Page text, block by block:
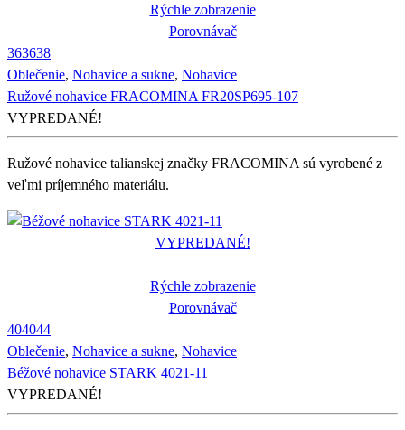
Rýchle zobrazenie
Porovnávač
363638
Oblečenie, Nohavice a sukne, Nohavice
Ružové nohavice FRACOMINA FR20SP695-107
VYPREDANÉ!
Ružové nohavice talianskej značky FRACOMINA sú vyrobené z
veľmi príjemného materiálu.
VYPREDANÉ!
Rýchle zobrazenie
Porovnávač
404044
Oblečenie, Nohavice a sukne, Nohavice
Béžové nohavice STARK 4021-11
VYPREDANÉ!